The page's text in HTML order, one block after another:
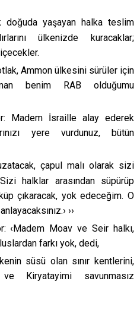
yaşayan halka teslim
ülkenizde kuracaklar;
Ammon ülkesini sürüler için
benim RAB olduğumu
Madem İsraille alay ederek
yere vurdunuz, bütün
çapul malı olarak sizi
halklar arasından süpürüp
çıkaracak, yok edeceğim. O
››
‹Madem Moav ve Seir halkı,
farkı yok, dedi,
süsü olan sınır kentlerini,
Kiryatayimi savunmasız